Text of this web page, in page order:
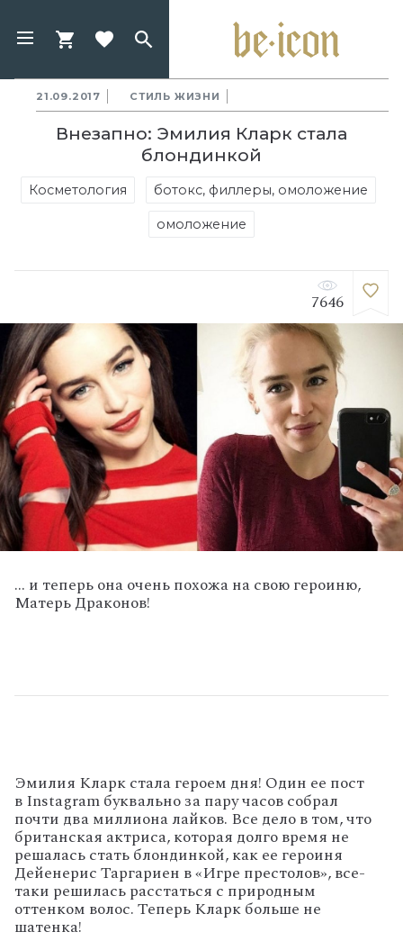
21.09.2017 СТИЛЬ ЖИЗНИ
Внезапно: Эмилия Кларк стала
блондинкой
Косметология ботокс, филлеры, омоложение
омоложение
7646
... и теперь она очень похожа на свою героиню,
Матерь Драконов!
Эмилия Кларк стала героем дня! Один ее пост
в Instagram буквально за пару часов собрал
почти два миллиона лайков. Все дело в том, что
британская актриса, которая долго время не
решалась стать блондинкой, как ее героиня
Дейенерис Таргариен в «Игре престолов», все-
таки решилась расстаться с природным
оттенком волос. Теперь Кларк больше не
шатенка!